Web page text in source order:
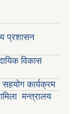
प्रशासन
विकास
कार्यक्रम
मन्त्रालय